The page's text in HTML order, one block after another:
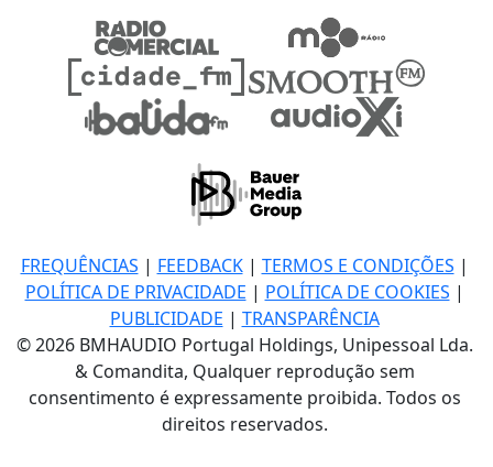
FREQUÊNCIAS | FEEDBACK| TERMOS E CONDIÇÕES |
POLÍTICA DE PRIVACIDADE | POLÍTICA DE COOKIES |
PUBLICIDADE | TRANSPARÊNCIA
© 2026 BMHAUDIO Portugal Holdings, Unipessoal Lda.
& Comandita, Qualquer reprodução sem
consentimento é expressamente proibida. Todos os
direitos reservados.